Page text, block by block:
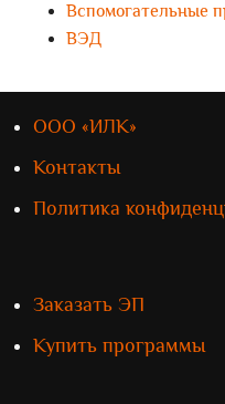
Вспомогательные
ВЭД
ООО «ИЛК»
Контакты
Политика
Заказать ЭП
Купить программы